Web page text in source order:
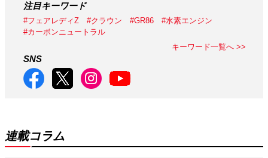
注目キーワード
#フェアレディZ #クラウン #GR86
#水素エンジン
#カーボンニュートラル
キーワード一覧へ >>
SNS
連載コラム